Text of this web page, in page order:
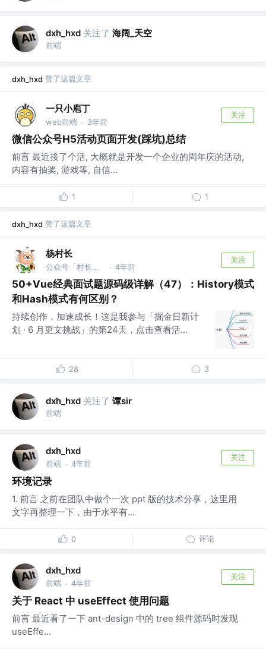
dxh_hxd 关注了 海阔_天空
前端
dxh_hxd 赞了这篇文章
一只小庖丁
web前端 · 3年前
关注
微信公众号H5活动页面开发(踩坑)总结
前言 最近接了个活, 大概就是开发一个企业的周年庆的活动,
内容有抽奖, 游戏等, 自信...
1 1
dxh_hxd 赞了这篇文章
杨村长
公众号「村长学前端」 @B站「前端杨村长」 · 4年前
关注
50+Vue经典面试题源码级详解（47）：History模式
和Hash模式有何区别？
持续创作，加速成长！这是我参与「掘金日新计
划 · 6 月更文挑战」的第24天，点击查看活...
28 3
dxh_hxd 关注了 谭sir
前端
dxh_hxd
前端 · 4年前
关注
环境记录
1. 前言 之前在团队中做个一次 ppt 版的技术分享，这里用
文字再整理一下，由于水平有...
0 评论
dxh_hxd
前端 · 4年前
关注
关于 React 中 useEffect 使用问题
前言 最近看了一下 ant-design 中的 tree 组件源码时发现
useEffe...